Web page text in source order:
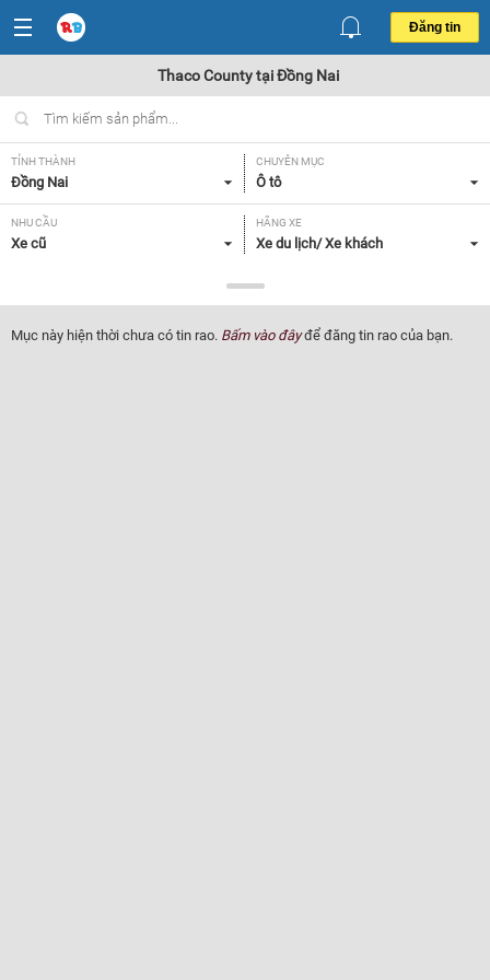
Đăng tin
Thaco County tại Đồng Nai
TỈNH THÀNH
Đồng Nai
CHUYÊN MỤC
Ô tô
NHU CẦU
Xe cũ
HÃNG XE
Xe du lịch/ Xe khách
Thaco County
NĂM SẢN XUẤT
Tất cả
GIÁ XE XUẤT XỨ
Mục này hiện thời chưa có tin rao. Bấm vào đâyđể đăng tin rao của bạn.